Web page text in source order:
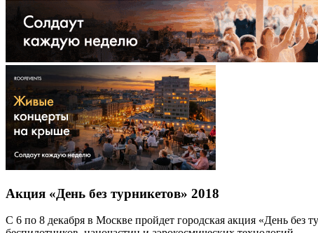
Акция «День без турникетов» 2018
С 6 по 8 декабря в Москве пройдет городская акция «День без